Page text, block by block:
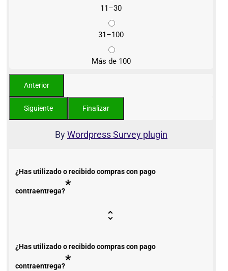
11–30
31–100
Más de 100
ByWordpress Survey plugin
¿Has utilizado o recibido compras con pago
contraentrega?*
¿Has utilizado o recibido compras con pago
contraentrega?*